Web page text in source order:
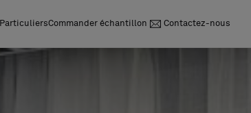
ParticuliersCommander échantillon Contactez-nous